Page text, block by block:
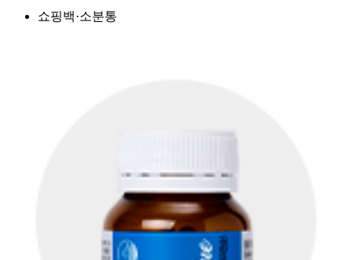
쇼핑백·소분통